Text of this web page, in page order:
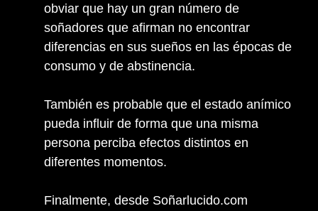
obviar que hay un gran número de
soñadores que afirman no encontrar
diferencias en sus sueños en las épocas de
consumo y de abstinencia.
También es probable que el estado anímico
pueda influir de forma que una misma
persona perciba efectos distintos en
diferentes momentos.
Finalmente, desde Soñarlucido.com